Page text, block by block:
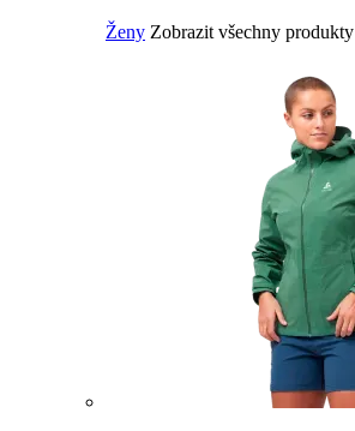
Ženy Zobrazit všechny produkty